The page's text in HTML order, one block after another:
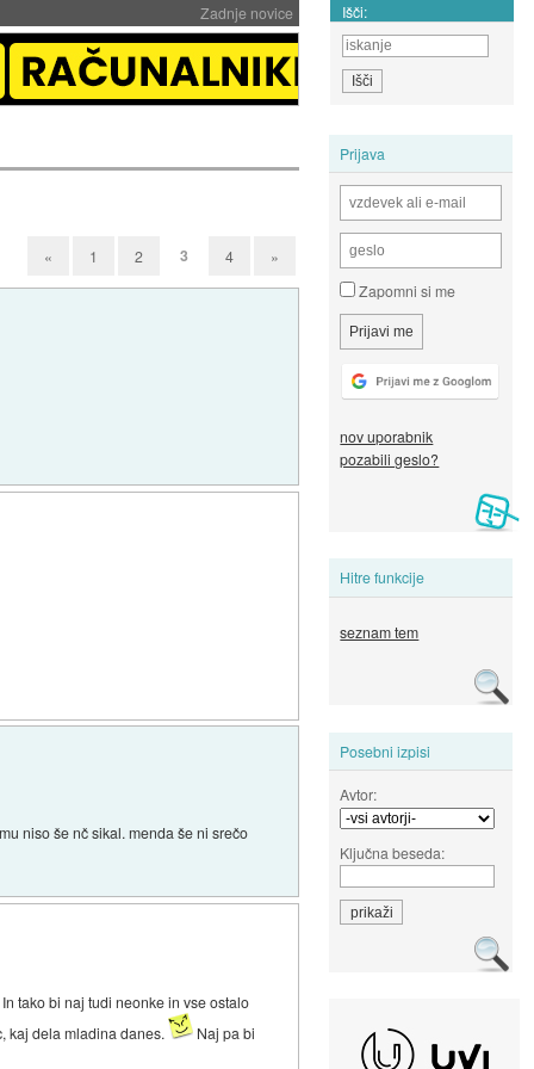
Zadnje novice Išči:
Prijava
Zapomni si me
nov uporabnik
pozabili geslo?
Hitre funkcije
seznam tem
Posebni izpisi
Avtor:
Ključna beseda:
« 1 2 3 4 »
niso še nč sikal. menda še ni srečo
tako bi naj tudi neonke in vse ostalo
kaj dela mladina danes.
Naj pa bi